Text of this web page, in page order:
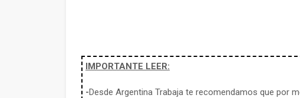
IMPORTANTE LEER:
-Desde Argentina Trabaja te recomendamos que por